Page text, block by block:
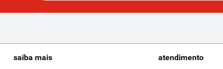
saiba mais
atendimento